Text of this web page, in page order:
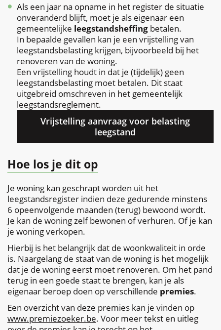
Als een jaar na opname in het register de situatie
onveranderd blijft, moet je als eigenaar een
gemeentelijke leegstandsheffing betalen.
In bepaalde gevallen kan je een vrijstelling van
leegstandsbelasting krijgen, bijvoorbeeld bij het
renoveren van de woning.
Een vrijstelling houdt in dat je (tijdelijk) geen
leegstandsbelasting moet betalen. Dit staat
uitgebreid omschreven in het gemeentelijk
leegstandsreglement.
Vrijstelling aanvraag voor belasting
leegstand
Hoe los je dit op
Je woning kan geschrapt worden uit het
leegstandsregister indien deze gedurende minstens
6 opeenvolgende maanden (terug) bewoond wordt.
Je kan de woning zelf bewonen of verhuren. Of je kan
je woning verkopen.
Hierbij is het belangrijk dat de woonkwaliteit in orde
is. Naargelang de staat van de woning is het mogelijk
dat je de woning eerst moet renoveren. Om het pand
terug in een goede staat te brengen, kan je als
eigenaar beroep doen op verschillende premies.
Een overzicht van deze premies kan je vinden op
www.premiezoeker.be. Voor meer tekst en uitleg